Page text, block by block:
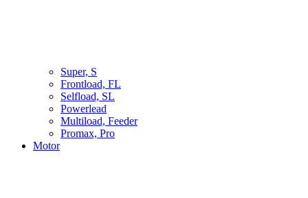
Super, S
Frontload, FL
Selfload, SL
Powerlead
Multiload, Feeder
Promax, Pro
Motor